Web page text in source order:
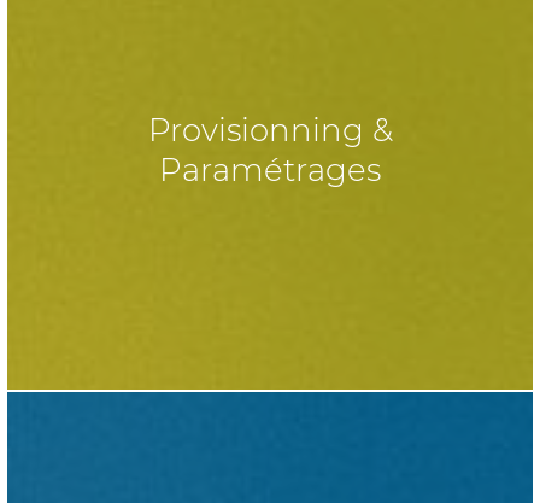
Provisionning &
Paramétrages